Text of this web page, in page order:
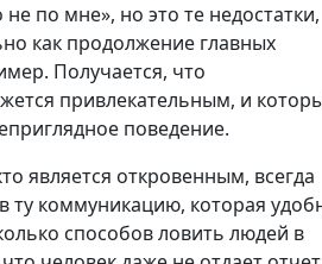
по мне», но это те недостатки,
как продолжение главных
Получается, что
привлекательным, и
поведение.
является откровенным, всегда
ту коммуникацию, которая
способов ловить людей в